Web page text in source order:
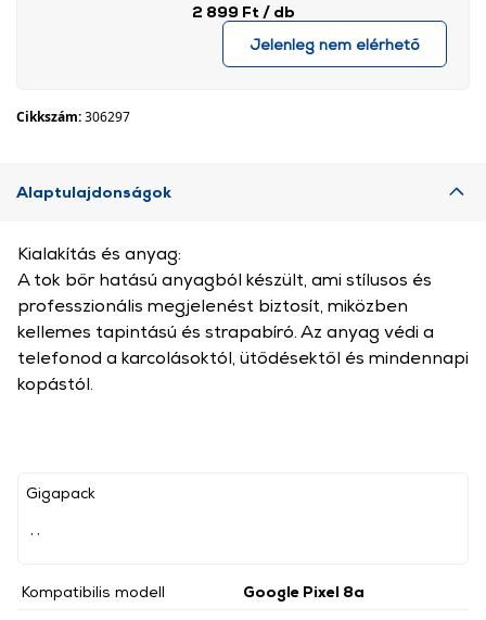
2 899 Ft / db
Jelenleg nem elérhető
Cikkszám:306297
Alaptulajdonságok
Gigapack
Kompatibilis modell
Google Pixel 8a
Kialakítás és anyag:
A tok bőr hatású anyagból készült, ami stílusos és
professzionális megjelenést biztosít, miközben
kellemes tapintású és strapabíró. Az anyag védi a
telefonod a karcolásoktól, ütődésektől és mindennapi
kopástól.